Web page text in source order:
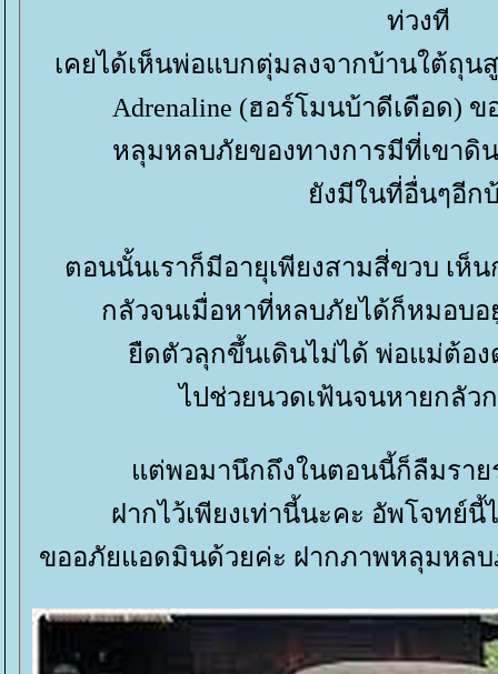
ท่วงที
เคยได้เห็นพ่อแบกตุ่มลงจากบ้านใต้ถุ
Adrenaline (ฮอร์โมนบ้าดีเดือด)
หลุมหลบภัยของทางการมีที่เขาดิ
งมีในที่อื่นๆอีก
ตอนนั้นเราก็มีอายุเพียงสามสี่ขวบ เห็
กลัวจนเมื่อหาที่หลบภัยได้ก็หมอบ
ดตัวลุกขึ้นเดินไม่ได้ พ่อแม่ต้อ
ไปช่วยนวดเฟ้นจนหายกลัว
ต่พอมานึกถึงในตอนนี้ก็ลืมราย
ฝากไว้เพียงเท่านี้นะคะ อัพโจทย์
ขออภัยแอดมินด้วยค่ะ ฝากภาพหลุมหลบ